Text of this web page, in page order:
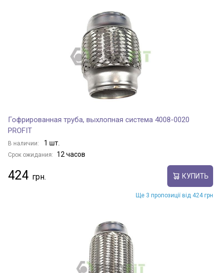
Гофрированная труба, выхлопная система 4008-0020
PROFIT
В наличии: 1 шт.
Срок ожидания: 12 часов
424 КУПИТЬ
Ще 3 пропозиції від 424 грн